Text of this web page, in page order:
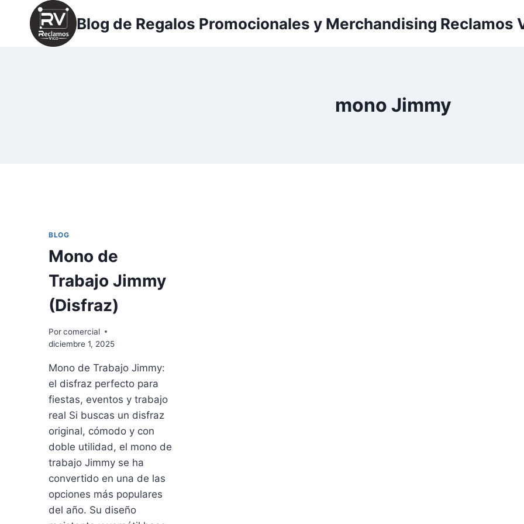
contenido
Blog de Regalos Promocionales y Merchandising Reclamos
mono Jimmy
BLOG
Mono de
Trabajo Jimmy
(Disfraz)
Porcomercial
diciembre 1, 2025
Mono de Trabajo Jimmy:
el disfraz perfecto para
fiestas, eventos y trabajo
real Si buscas un disfraz
original, cómodo y con
doble utilidad, el mono de
trabajo Jimmy se ha
convertido en una de las
opciones más populares
del año. Su diseño